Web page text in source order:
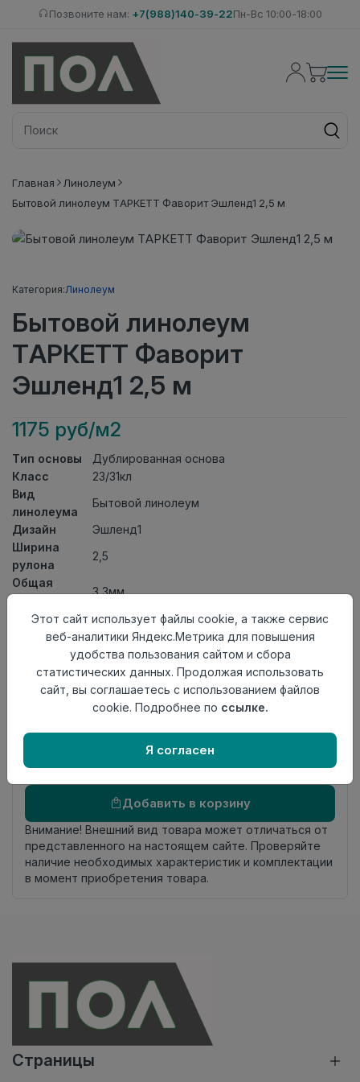
Позвоните нам: +7(988)140-39-22Пн-Вс 10:00-18:00
Главная
Линолеум
Бытовой линолеум ТАРКЕТТ Фаворит Эшленд1 2,5 м
Категория:Линолеум
Бытовой линолеум
ТАРКЕТТ Фаворит
Эшленд1 2,5 м
1175 руб/м2
Тип основы
Дублированная основа
Класс
23/31кл
Вид
линолеума
Бытовой линолеум
Дизайн
Эшленд1
Ширина
рулона
2,5
Общая
3,3мм
Толщина
защитного
0,30мм
АктуальностьАктуален
Страна
происхождения
Россия
Осталось3.05 пог. м
Добавить в корзину
Внимание! Внешний вид товара может отличаться от
представленного на настоящем сайте. Проверяйте
наличие необходимых характеристик и комплектации
в момент приобретения товара.
Страницы
Этот сайт использует файлы cookie, а также сервис
веб-аналитики Яндекс.Метрика для повышения
удобства пользования сайтом и сбора
статистических данных. Продолжая использовать
сайт, вы соглашаетесь с использованием файлов
cookie. Подробнее по ссылке.
Я согласен